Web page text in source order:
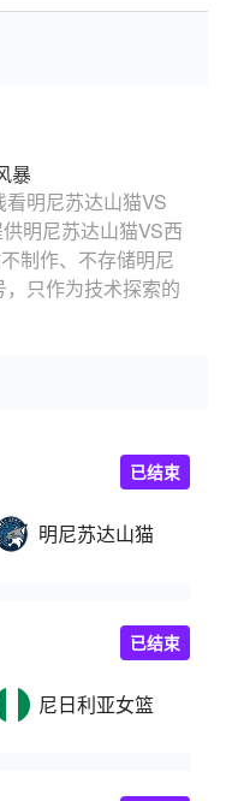
暴
明尼苏达山猫VS
明尼苏达山猫VS西
制作、不存储明尼
只作为技术探索的
明尼苏达山猫
已结束
尼日利亚女篮
已结束